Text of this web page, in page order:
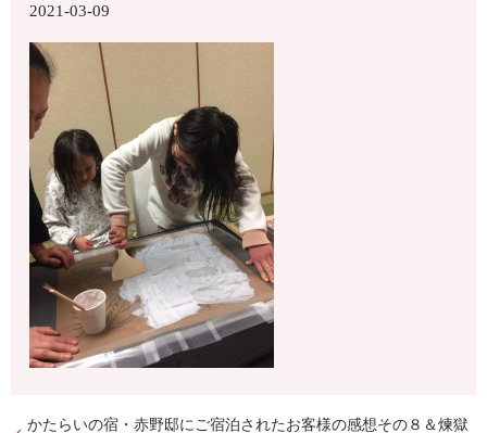
2021-03-09
かたらいの宿・赤野邸にご宿泊されたお客様の感想その８＆煉獄